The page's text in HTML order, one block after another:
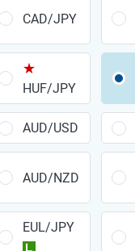
AUD/JPY
NZD/JPY
CAD/JPY
CHF/JPY
PLN/JPY
CAD/JPY
★
HUF/JPY
AUD/USD
AUD/NZD
EUL/JPY